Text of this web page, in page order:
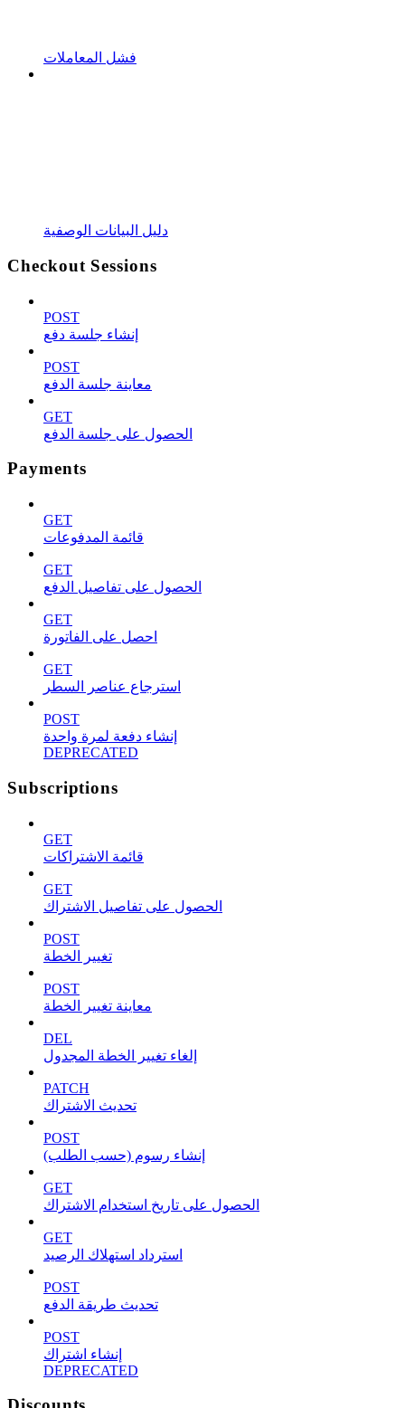
فشل المعاملات
دليل البيانات الوصفية
Checkout Sessions
POST
إنشاء جلسة دفع
POST
معاينة جلسة الدفع
GET
الحصول على جلسة الدفع
Payments
GET
قائمة المدفوعات
GET
الحصول على تفاصيل الدفع
GET
احصل على الفاتورة
GET
استرجاع عناصر السطر
POST
إنشاء دفعة لمرة واحدة
DEPRECATED
Subscriptions
GET
قائمة الاشتراكات
GET
الحصول على تفاصيل الاشتراك
POST
تغيير الخطة
POST
معاينة تغيير الخطة
DEL
إلغاء تغيير الخطة المجدول
PATCH
تحديث الاشتراك
POST
إنشاء رسوم (حسب الطلب)
GET
الحصول على تاريخ استخدام الاشتراك
GET
استرداد استهلاك الرصيد
POST
تحديث طريقة الدفع
POST
إنشاء اشتراك
DEPRECATED